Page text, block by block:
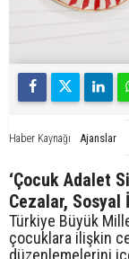
Haber Kaynağı Ajanslar
‘Çocuk Adalet
Cezalar,
Türkiye Büyük
çocuklara ilişkin